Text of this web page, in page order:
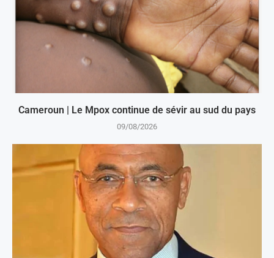
Cameroun | Le Mpox continue de sévir au sud du pays
09/08/2026